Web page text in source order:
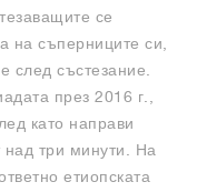
се
на съперниците си,
след състезание.
през 2016 г.,
като направи
над три минути. На
етиопската